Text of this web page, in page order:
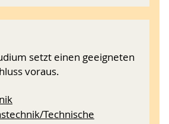
setzt einen geeigneten
voraus.
Technische